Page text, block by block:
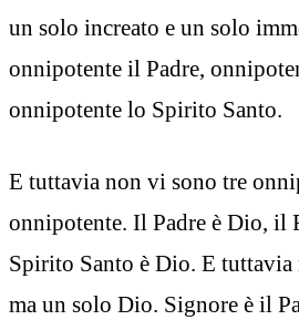
un solo increato e un solo
onnipotente il Padre,
onnipotente lo Spirito Santo.
E tuttavia non vi sono tre
onnipotente. Il Padre è Dio, il
Spirito Santo è Dio. E
ma un solo Dio. Signore è il